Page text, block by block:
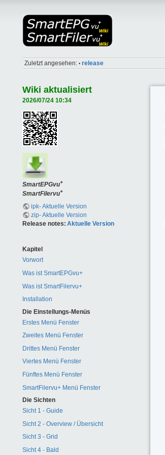
Zuletzt angesehen: • release
Wiki aktualisiert
2026/07/24 10:34
SmartEPGvu+
SmartFilervu+
ipk- Aktuelle Version
zip- Aktuelle Version
Release notes: Aktuelle Version
Kapitel
Vorwort
Was ist SmartEPGvu+
Was ist SmartFilervu+
Installation
Die Einstellungs-Menüs
Erstes Menü Fenster
Zweites Menü Fenster
Drittes Menü Fenster
Viertes Menü Fenster
Fünftes Menü Fenster
SmartFilervu+ Menü Fenster
Die Sichten
Sicht 1 - Guide
Sicht 2 - Overview / Übersicht
Sicht 3 - Grid
Sicht 4 - Bald